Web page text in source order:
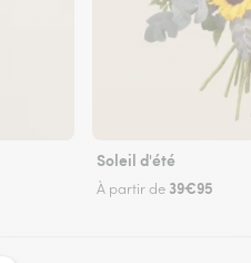
Soleil d'été
À partir de 39€95